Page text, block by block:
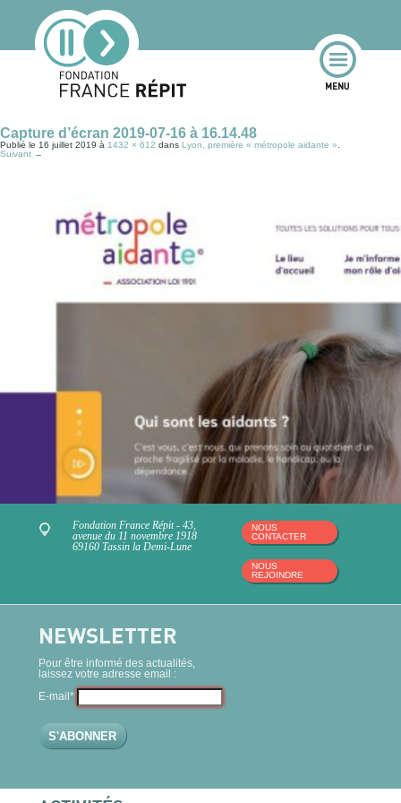
Capture d’écran 2019-07-16 à 16.14.48
Publié le 16 juillet 2019 à 1432 × 612 dans Lyon, première « métropole aidante »
Suivant →
Fondation France Répit - 43,
avenue du 11 novembre 1918
69160 Tassin la Demi-Lune
NOUS
CONTACTER
NOUS
REJOINDRE
NEWSLETTER
Pour être informé des actualités,
laissez votre adresse email :
E-mail*